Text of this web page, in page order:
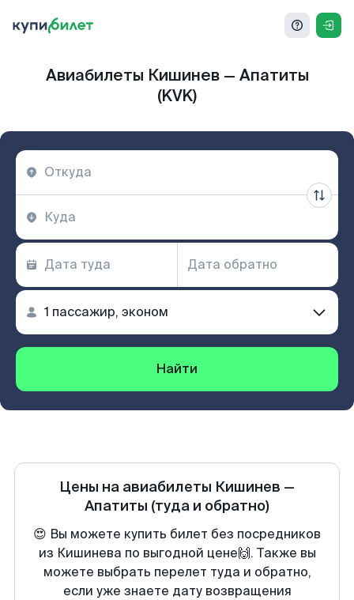
Авиабилеты Кишинев — Апатиты
(KVK)
Найти
Цены на авиабилеты Кишинев —
Апатиты (туда и обратно)
😍 Вы можете купить билет без посредников
из Кишинева по выгодной цене🙌. Также вы
можете выбрать перелет туда и обратно,
если уже знаете дату возвращения